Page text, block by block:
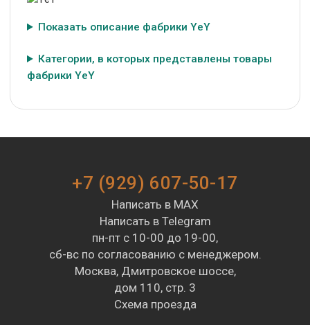
Показать описание фабрики YeY
Категории, в которых представлены товары
фабрики YeY
+7 (929) 607-50-17
Написать в MAX
Написать в Telegram
пн-пт с 10-00 до 19-00,
сб-вс по согласованию с менеджером.
Москва, Дмитровское шоссе,
дом 110, стр. 3
Схема проезда